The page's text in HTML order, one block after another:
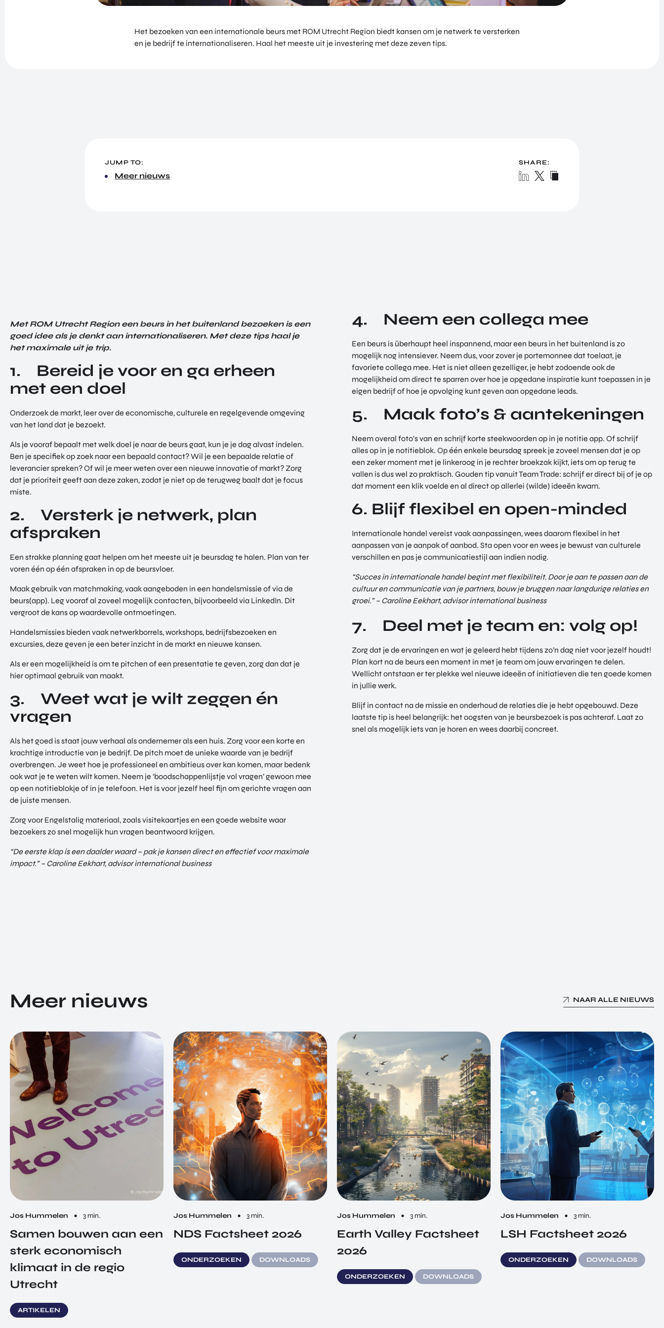
Het bezoeken van een internationale beurs met ROM Utrecht Region biedt kansen om je netwerk te versterken
en je bedrijf te internationaliseren. Haal het meeste uit je investering met deze zeven tips.
JUMP TO:
Meer nieuws
SHARE:
Met ROM Utrecht Region een beurs in het buitenland bezoeken is een
goed idee als je denkt aan internationaliseren. Met deze tips haal je
het maximale uit je trip.
1. Bereid je voor en ga erheen
met een doel
Onderzoek de markt, leer over de economische, culturele en regelgevende omgeving
van het land dat je bezoekt.
Als je vooraf bepaalt met welk doel je naar de beurs gaat, kun je je dag alvast indelen.
Ben je specifiek op zoek naar een bepaald contact? Wil je een bepaalde relatie of
leverancier spreken? Of wil je meer weten over een nieuwe innovatie of markt? Zorg
dat je prioriteit geeft aan deze zaken, zodat je niet op de terugweg baalt dat je focus
miste.
2. Versterk je netwerk, plan
afspraken
Een strakke planning gaat helpen om het meeste uit je beursdag te halen. Plan van ter
voren één op één afspraken in op de beursvloer.
Maak gebruik van matchmaking, vaak aangeboden in een handelsmissie of via de
beurs(app). Leg vooraf al zoveel mogelijk contacten, bijvoorbeeld via LinkedIn. Dit
vergroot de kans op waardevolle ontmoetingen.
Handelsmissies bieden vaak netwerkborrels, workshops, bedrijfsbezoeken en
excursies, deze geven je een beter inzicht in de markt en nieuwe kansen.
Als er een mogelijkheid is om te pitchen of een presentatie te geven, zorg dan dat je
hier optimaal gebruik van maakt.
3. Weet wat je wilt zeggen én
vragen
Als het goed is staat jouw verhaal als ondernemer als een huis. Zorg voor een korte en
krachtige introductie van je bedrijf. De pitch moet de unieke waarde van je bedrijf
overbrengen. Je weet hoe je professioneel en ambitieus over kan komen, maar bedenk
ook wat je te weten wilt komen. Neem je ‘boodschappenlijstje vol vragen’ gewoon mee
op een notitieblokje of in je telefoon. Het is voor jezelf heel fijn om gerichte vragen aan
de juiste mensen.
Zorg voor Engelstalig materiaal, zoals visitekaartjes en een goede website waar
bezoekers zo snel mogelijk hun vragen beantwoord krijgen.
“De eerste klap is een daalder waard – pak je kansen direct en effectief voor maximale
impact.” – Caroline Eekhart, advisor international business
4. Neem een collega mee
Een beurs is überhaupt heel inspannend, maar een beurs in het buitenland is zo
mogelijk nog intensiever. Neem dus, voor zover je portemonnee dat toelaat, je
favoriete collega mee. Het is niet alleen gezelliger, je hebt zodoende ook de
mogelijkheid om direct te sparren over hoe je opgedane inspiratie kunt toepassen in je
eigen bedrijf of hoe je opvolging kunt geven aan opgedane leads.
5. Maak foto’s & aantekeningen
Neem overal foto’s van en schrijf korte steekwoorden op in je notitie app. Of schrijf
alles op in je notitieblok. Op één enkele beursdag spreek je zoveel mensen dat je op
een zeker moment met je linkeroog in je rechter broekzak kijkt, iets om op terug te
vallen is dus wel zo praktisch. Gouden tip vanuit Team Trade: schrijf er direct bij of je op
dat moment een klik voelde en al direct op allerlei (wilde) ideeën kwam.
6. Blijf flexibel en open-minded
Internationale handel vereist vaak aanpassingen, wees daarom flexibel in het
aanpassen van je aanpak of aanbod. Sta open voor en wees je bewust van culturele
verschillen en pas je communicatiestijl aan indien nodig.
“Succes in internationale handel begint met flexibiliteit. Door je aan te passen aan de
cultuur en communicatie van je partners, bouw je bruggen naar langdurige relaties en
groei.” – Caroline Eekhart, advisor international business
7. Deel met je team en: volg op!
Zorg dat je de ervaringen en wat je geleerd hebt tijdens zo’n dag niet voor jezelf houdt!
Plan kort na de beurs een moment in met je team om jouw ervaringen te delen.
Wellicht ontstaan er ter plekke wel nieuwe ideeën of initiatieven die ten goede komen
in jullie werk.
Blijf in contact na de missie en onderhoud de relaties die je hebt opgebouwd. Deze
laatste tip is heel belangrijk: het oogsten van je beursbezoek is pas achteraf. Laat zo
snel als mogelijk iets van je horen en wees daarbij concreet.
Meer nieuws NAAR ALLE NIEUWS
Jos Hummelen 3 min.
Samen bouwen aan een
sterk economisch
klimaat in de regio
Utrecht
ARTIKELEN
Jos Hummelen 3 min.
NDS Factsheet 2026
ONDERZOEKEN DOWNLOADS
Jos Hummelen 3 min.
Earth Valley Factsheet
2026
ONDERZOEKEN DOWNLOADS
Jos Hummelen 3 min.
LSH Factsheet 2026
ONDERZOEKEN DOWNLOADS